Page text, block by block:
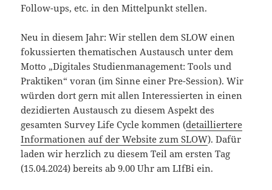
Follow-ups, etc. in den Mittelpunkt stellen.
Neu in diesem Jahr: Wir stellen dem SLOW einen
fokussierten thematischen Austausch unter dem
Motto „Digitales Studienmanagement: Tools und
Praktiken“ voran (im Sinne einer Pre-Session). Wir
würden dort gern mit allen Interessierten in einen
dezidierten Austausch zu diesem Aspekt des
gesamten Survey Life Cycle kommen (detailliertere
Informationen auf der Website zum SLOW). Dafür
laden wir herzlich zu diesem Teil am ersten Tag
(15.04.2024) bereits ab 9.00 Uhr am LIfBi ein.